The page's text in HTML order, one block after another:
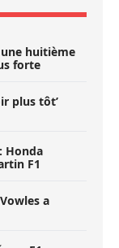
une huitième
forte
plus tôt’
Honda
F1
a